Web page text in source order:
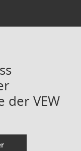
der VEW